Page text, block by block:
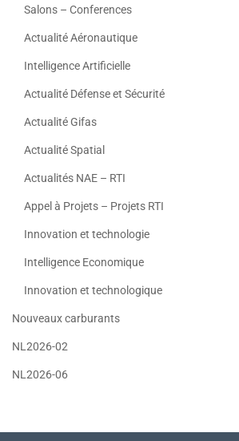
Salons – Conferences
Actualité Aéronautique
Intelligence Artificielle
Actualité Défense et Sécurité
Actualité Gifas
Actualité Spatial
Actualités NAE – RTI
Appel à Projets – Projets RTI
Innovation et technologie
Intelligence Economique
Innovation et technologique
Nouveaux carburants
NL2026-02
NL2026-06